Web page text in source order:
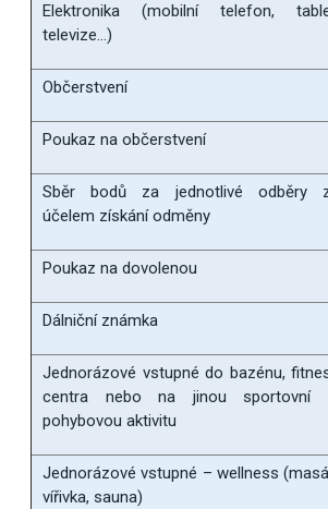
Elektronika (mobilní telefon,
televize…)
Občerstvení
Poukaz na občerstvení
Sběr bodů za jednotlivé odběry
účelem získání odměny
Poukaz na dovolenou
Dálniční známka
Jednorázové vstupné do bazénu,
centra nebo na jinou sportovní
pohybovou aktivitu
Jednorázové vstupné – wellness
vířivka, sauna)